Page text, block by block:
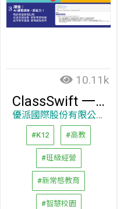
10.11k
ClassSwift 一站式即時互動教學平臺
優派國際股份有限公司
#K12 #高教
#班級經營
#新常態教育
#智慧校園